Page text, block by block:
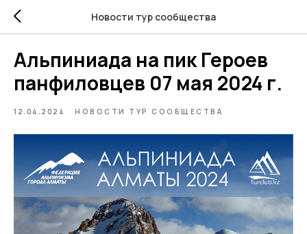
Новости тур сообщества
Альпиниада на пик Героев
панфиловцев 07 мая 2024 г.
12.04.2024 НОВОСТИ ТУР СООБЩЕСТВА